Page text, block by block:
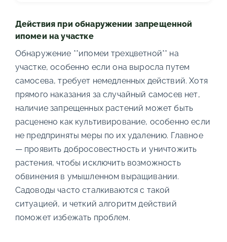
Действия при обнаружении запрещенной
ипомеи на участке
Обнаружение **ипомеи трехцветной** на
участке, особенно если она выросла путем
самосева, требует немедленных действий. Хотя
прямого наказания за случайный самосев нет,
наличие запрещенных растений может быть
расценено как культивирование, особенно если
не предприняты меры по их удалению. Главное
— проявить добросовестность и уничтожить
растения, чтобы исключить возможность
обвинения в умышленном выращивании.
Садоводы часто сталкиваются с такой
ситуацией, и четкий алгоритм действий
поможет избежать проблем.